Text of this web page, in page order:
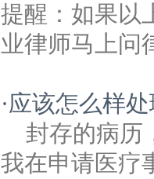
提醒：如果以
业律师马上问
·应该怎么样
封存的病历
我在申请医疗